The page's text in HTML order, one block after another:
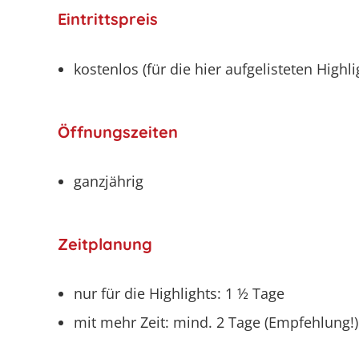
Eintrittspreis
kostenlos (für die hier aufgelisteten
Öffnungszeiten
ganzjährig
Zeitplanung
nur für die Highlights: 1 ½ Tage
mit mehr Zeit: mind. 2 Tage (Empfehlung!)